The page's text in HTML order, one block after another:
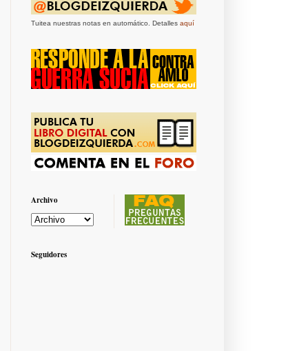
Tuitea nuestras notas en automático. Detalles aquí
Archivo
Seguidores